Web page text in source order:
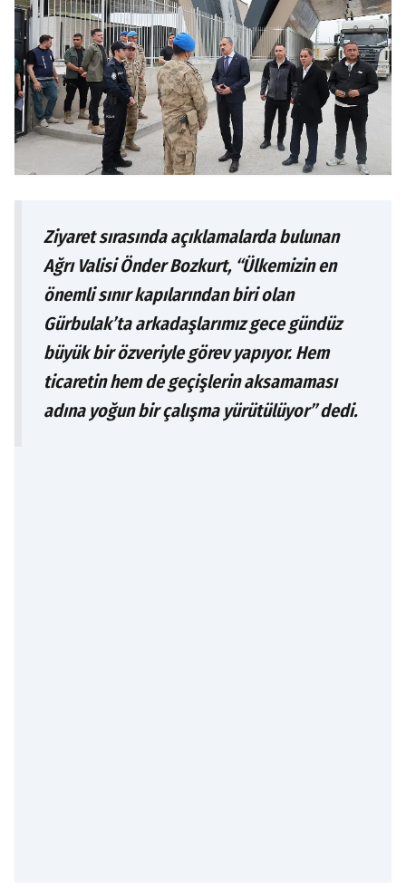
Ziyaret sırasında açıklamalarda bulunan
Ağrı Valisi Önder Bozkurt, “Ülkemizin en
önemli sınır kapılarından biri olan
Gürbulak’ta arkadaşlarımız gece gündüz
büyük bir özveriyle görev yapıyor. Hem
ticaretin hem de geçişlerin aksamaması
adına yoğun bir çalışma yürütülüyor” dedi.